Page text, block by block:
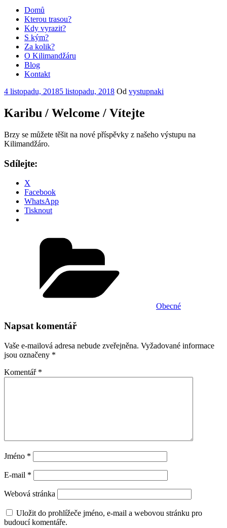
Domů
Kterou trasou?
Kdy vyrazit?
S kým?
Za kolik?
O Kilimandžáru
Blog
Kontakt
Publikováno
4 listopadu, 20185 listopadu, 2018 Od vystupnaki
Karibu / Welcome / Vítejte
Brzy se můžete těšit na nové příspěvky z našeho výstupu na
Kilimandžáro.
Sdílejte:
X
Facebook
WhatsApp
Tisknout
Obecné
Napsat komentář
Vaše e-mailová adresa nebude zveřejněna. Vyžadované informace
jsou označeny *
Komentář *
Jméno *
E-mail *
Webová stránka
Uložit do prohlížeče jméno, e-mail a webovou stránku pro
budoucí komentáře.